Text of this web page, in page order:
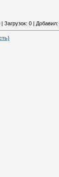
| Загрузок: 0 | Добавил: